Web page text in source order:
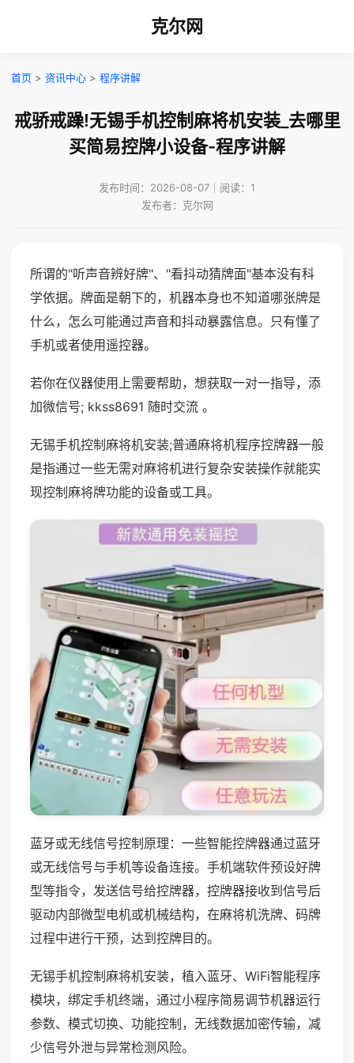
克尔网
首页 > 资讯中心 > 程序讲解
戒骄戒躁!无锡手机控制麻将机安装_去哪里
买简易控牌小设备-程序讲解
发布时间：2026-08-07｜阅读：1
发布者：克尔网
所谓的"听声音辨好牌"、"看抖动猜牌面"基本没有科
学依据。牌面是朝下的，机器本身也不知道哪张牌是
什么，怎么可能通过声音和抖动暴露信息。只有懂了
手机或者使用遥控器。
若你在仪器使用上需要帮助，想获取一对一指导，添
加微信号; kkss8691 随时交流 。
无锡手机控制麻将机安装;普通麻将机程序控牌器一般
是指通过一些无需对麻将机进行复杂安装操作就能实
现控制麻将牌功能的设备或工具。
蓝牙或无线信号控制原理：一些智能控牌器通过蓝牙
或无线信号与手机等设备连接。手机端软件预设好牌
型等指令，发送信号给控牌器，控牌器接收到信号后
驱动内部微型电机或机械结构，在麻将机洗牌、码牌
过程中进行干预，达到控牌目的。
无锡手机控制麻将机安装，植入蓝牙、WiFi智能程序
模块，绑定手机终端，通过小程序简易调节机器运行
参数、模式切换、功能控制，无线数据加密传输，减
少信号外泄与异常检测风险。